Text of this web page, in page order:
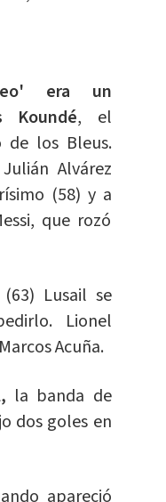
era un
Koundé, el
de los Bleus.
Alvárez
(58) y a
que rozó
Lusail se
Lionel
Acuña.
la banda de
dos goles en
apareció